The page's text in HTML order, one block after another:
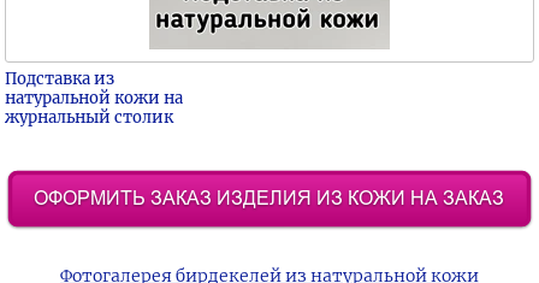
Подставка из
натуральной кожи на
журнальный столик
Фотогалерея бирдекелей из натуральной кожи